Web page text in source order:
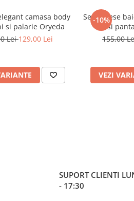
camasa body
si palarie Oryeda
Lei129,00 Lei
-10%
Set 3 piese
si
155,00
VEZI
SUPORT CLIENTI
- 17:30